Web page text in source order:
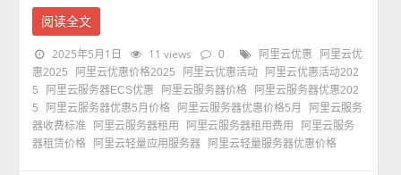
阅读全文
2025年5月1日 11 views 0 阿里云优惠
阿里云优
惠2025
阿里云优惠价格2025 阿里云优惠活动
阿里云优惠活动202
5
阿里云服务器ECS优惠 阿里云服务器价格
阿里云服务器优惠202
5
阿里云服务器优惠5月价格 阿里云服务器优惠价格5月
阿里云服务
器收费标准
阿里云服务器租用 阿里云服务器租用费用
阿里云服务
器租赁价格
阿里云轻量应用服务器 阿里云轻量服务器优惠价格